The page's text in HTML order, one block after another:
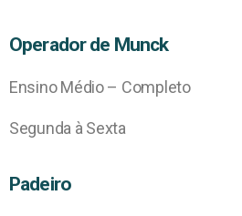
Operador de Munck
Ensino Médio – Completo
Segunda à Sexta
Padeiro